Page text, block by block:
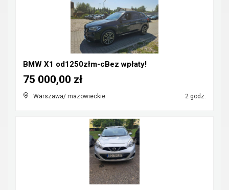
BMW X1 od1250złm-cBez wpłaty!
Warszawa/ mazowieckie 2 godz.
75 000,00 zł